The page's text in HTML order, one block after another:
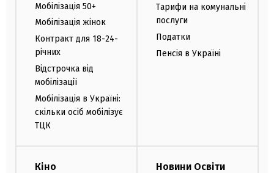
Мобілізація 50+
Мобілізація жінок
Контракт для 18-24-
річних
Відстрочка від
мобілізації
Мобілізація в Україні:
скільки осіб мобілізує
ТЦК
Тарифи на комунальні
послуги
Податки
Пенсія в Україні
Кіно Новини Освіти